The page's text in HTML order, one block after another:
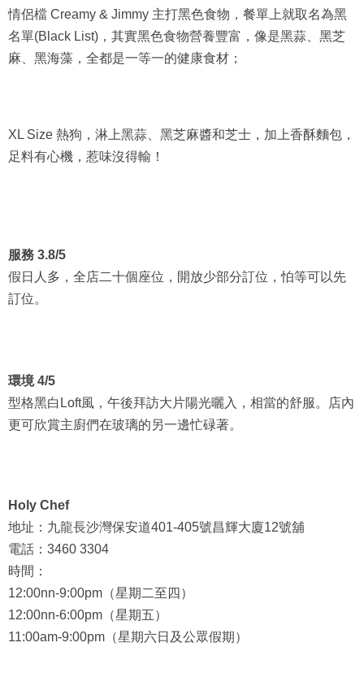
情侶檔 Creamy & Jimmy 主打黑色食物，餐單上就取名為黑
名單(Black List)，其實黑色食物營養豐富，像是黑蒜、黑芝
麻、黑海藻，全都是一等一的健康食材；
XL Size 熱狗，淋上黑蒜、黑芝麻醬和芝士，加上香酥麵包，
足料有心機，惹味沒得輸！
服務 3.8/5
假日人多，全店二十個座位，開放少部分訂位，怕等可以先
訂位。
環境 4/5
型格黑白Loft風，午後拜訪大片陽光曬入，相當的舒服。店內
更可欣賞主廚們在玻璃的另一邊忙碌著。
Holy Chef
地址：九龍長沙灣保安道401-405號昌輝大廈12號舖
電話：3460 3304
時間：
12:00nn-9:00pm（星期二至四）
12:00nn-6:00pm（星期五）
11:00am-9:00pm（星期六日及公眾假期）